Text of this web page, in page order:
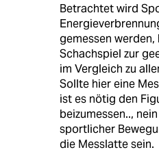
Betrachtet wird
gemessen
Schachspiel zur
im Vergleich zu
Sollte hier eine
ist es nötig den
beizumessen..,
sportlicher
die Messlatte sein.